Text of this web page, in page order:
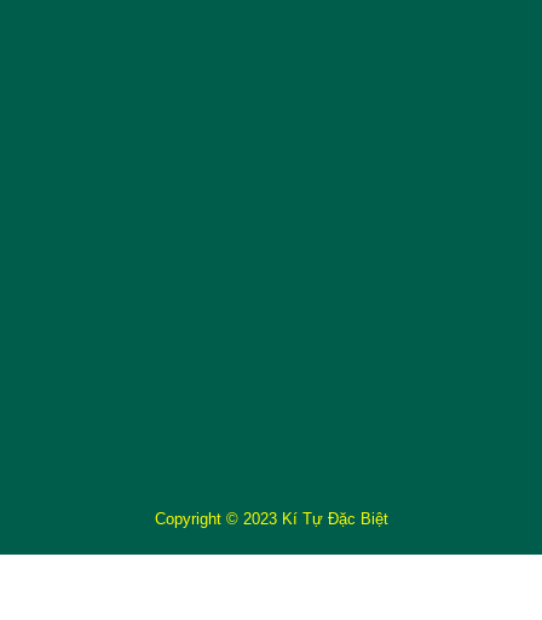
Copyright © 2023 Kí Tự Đặc Biệt